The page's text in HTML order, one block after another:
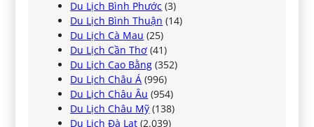
Du Lịch Bình Phước (3)
Du Lịch Bình Thuận (14)
Du Lịch Cà Mau (25)
Du Lịch Cần Thơ (41)
Du Lịch Cao Bằng (352)
Du Lịch Châu Á (996)
Du Lịch Châu Âu (954)
Du Lịch Châu Mỹ (138)
Du Lịch Đà Lạt (2.039)